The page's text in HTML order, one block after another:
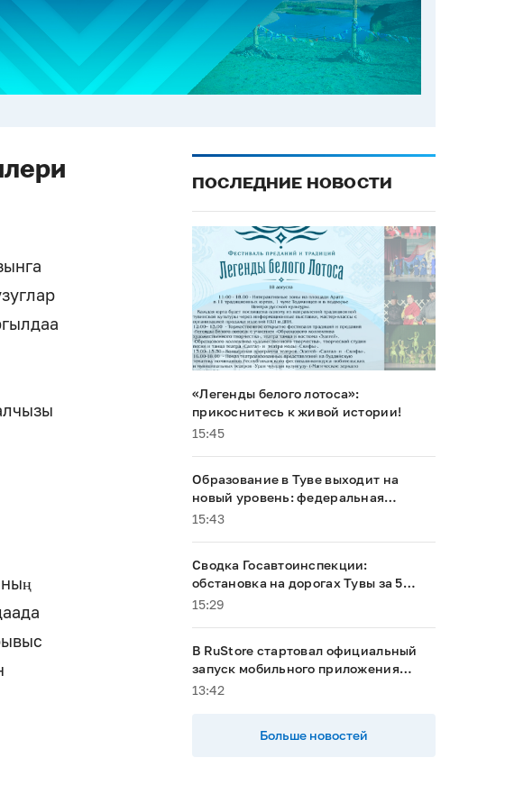
ПОСЛЕДНИЕ НОВОСТИ
«Легенды белого лотоса»:
прикоснитесь к живой истории!
15:45
Образование в Туве выходит на
новый уровень: федеральная
поддержка и планы на будущее
15:43
Сводка Госавтоинспекции:
обстановка на дорогах Тувы за 5
августа
15:29
В RuStore стартовал официальный
запуск мобильного приложения
«Тува24»
13:42
Больше новостей